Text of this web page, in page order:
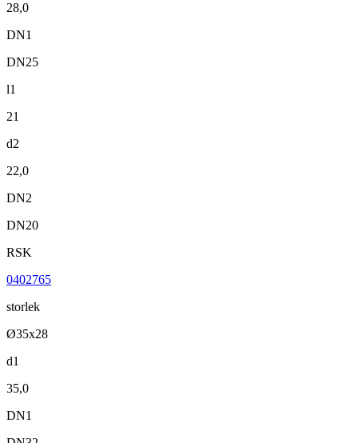
28,0
DN1
DN25
l1
21
d2
22,0
DN2
DN20
RSK
0402765
storlek
Ø35x28
d1
35,0
DN1